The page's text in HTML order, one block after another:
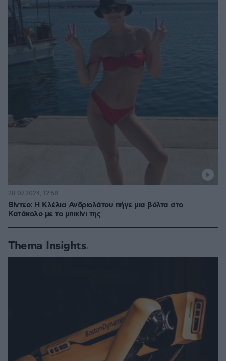
Βίντεο: Η Κλέλια Ανδριολάτου πήγε μια βόλτα στο
Κατάκολο με το μπικίνι της
28.07.2024, 12:58
Thema Insights